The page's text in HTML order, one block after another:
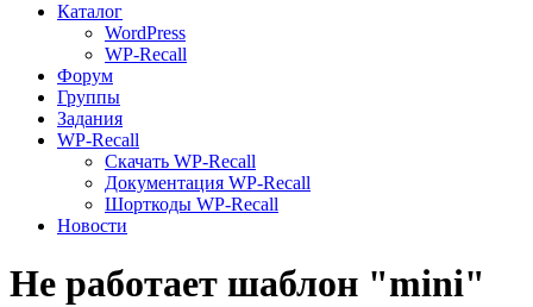
Каталог
WordPress
WP-Recall
Форум
Группы
Задания
WP-Recall
Скачать WP-Recall
Документация WP-Recall
Шорткоды WP-Recall
Новости
Не работает шаблон "mini"